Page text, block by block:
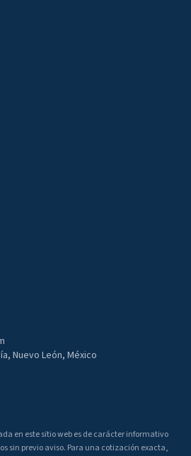
Nuevo León, México
en este sitio web es de carácter informativo
sin previo aviso. Para una cotización exacta,